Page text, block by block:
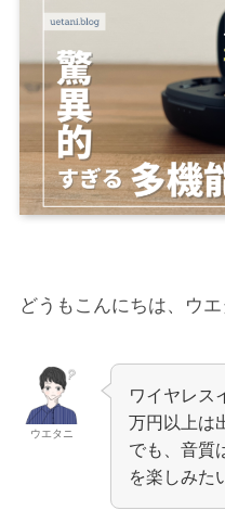
どうもこんにちは、ウエ
ウエタニ
ワイヤレス
万円以上は
でも、音質
を楽しみた